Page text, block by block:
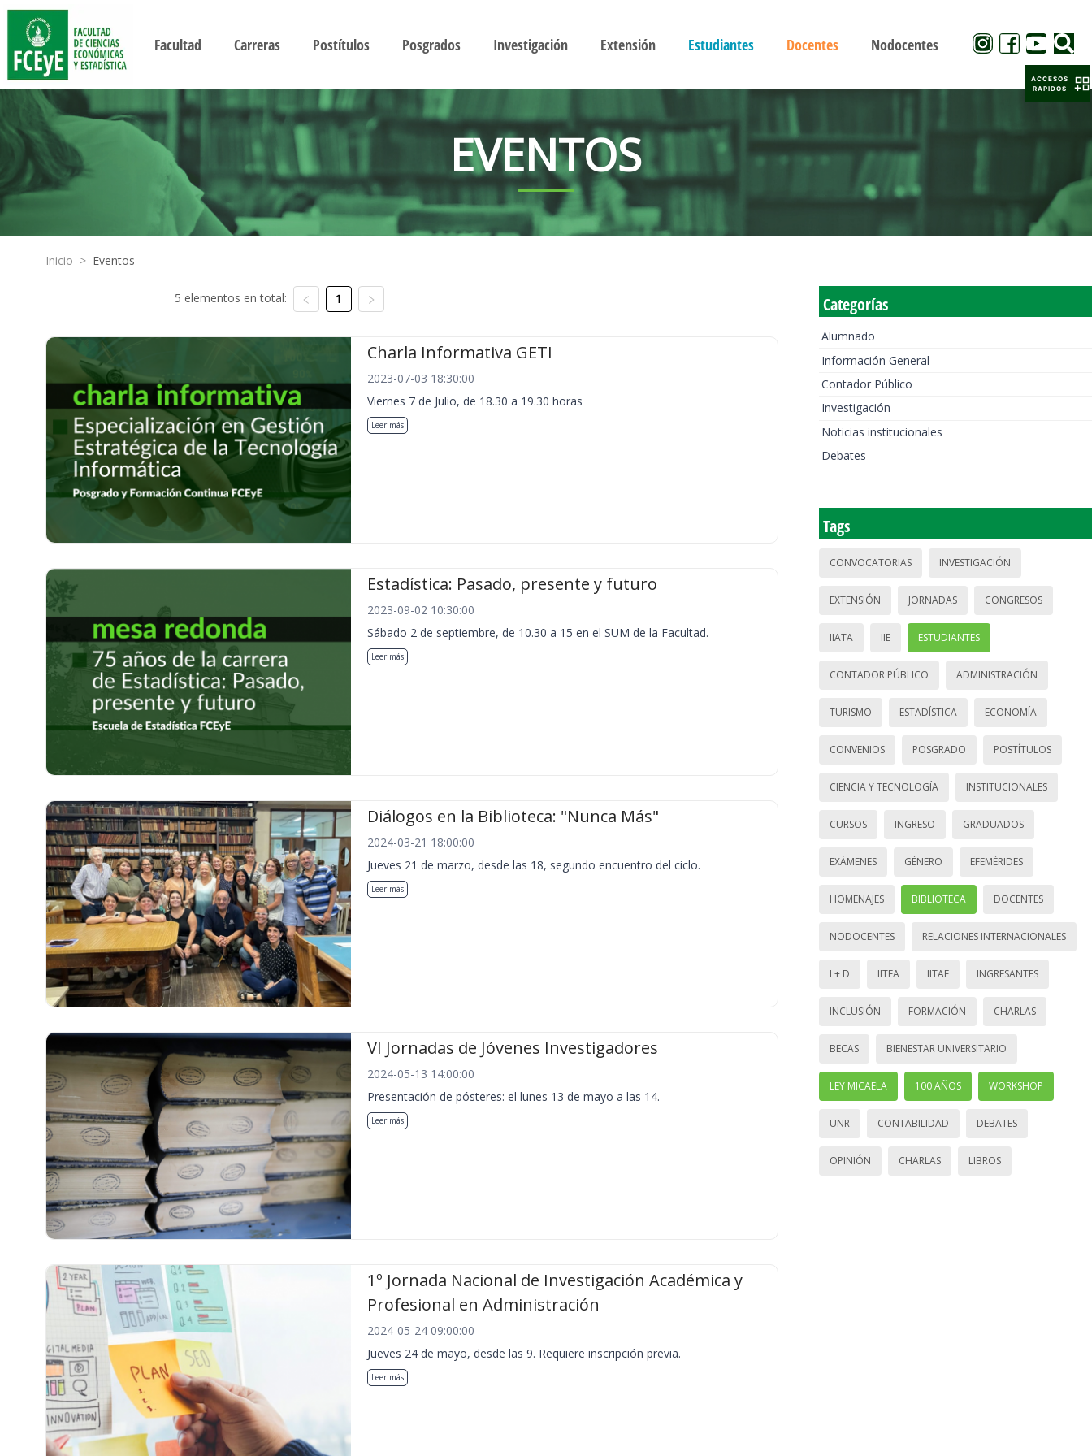
Facultad Carreras Postítulos Posgrados Investigación Extensión Estudiantes Docentes Nodocentes
EVENTOS
Inicio > Eventos
5 elementos en total: 1
Charla Informativa GETI
2023-07-03 18:30:00
Viernes 7 de Julio, de 18.30 a 19.30 horas
Leer más
Estadística: Pasado, presente y futuro
2023-09-02 10:30:00
Sábado 2 de septiembre, de 10.30 a 15 en el SUM de la Facultad.
Leer más
Diálogos en la Biblioteca: "Nunca Más"
2024-03-21 18:00:00
Jueves 21 de marzo, desde las 18, segundo encuentro del ciclo.
Leer más
VI Jornadas de Jóvenes Investigadores
2024-05-13 14:00:00
Presentación de pósteres: el lunes 13 de mayo a las 14.
Leer más
1º Jornada Nacional de Investigación Académica y
Profesional en Administración
2024-05-24 09:00:00
Jueves 24 de mayo, desde las 9. Requiere inscripción previa.
Leer más
Categorías
Alumnado
Información General
Contador Público
Investigación
Noticias institucionales
Debates
Tags
CONVOCATORIAS INVESTIGACIÓN
EXTENSIÓN JORNADAS CONGRESOS
IIATA IIE ESTUDIANTES
CONTADOR PÚBLICO ADMINISTRACIÓN
TURISMO ESTADÍSTICA ECONOMÍA
CONVENIOS POSGRADO POSTÍTULOS
CIENCIA Y TECNOLOGÍA INSTITUCIONALES
CURSOS INGRESO GRADUADOS
EXÁMENES GÉNERO EFEMÉRIDES
HOMENAJES BIBLIOTECA DOCENTES
NODOCENTES RELACIONES INTERNACIONALES
I + D IITEA IITAE INGRESANTES
INCLUSIÓN FORMACIÓN CHARLAS
BECAS BIENESTAR UNIVERSITARIO
LEY MICAELA 100 AÑOS WORKSHOP
UNR CONTABILIDAD DEBATES
OPINIÓN CHARLAS LIBROS
ACCESOS
RAPIDOS